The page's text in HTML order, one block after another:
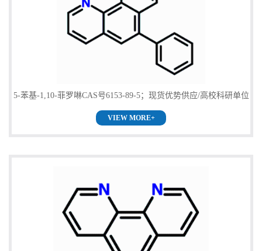
5-苯基-1,10-菲罗啉CAS号6153-89-5；现货优势供应/高校科研单位
货到付款，欢迎咨询！
VIEW MORE+